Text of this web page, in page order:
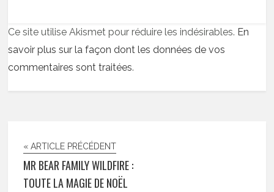
Ce site utilise Akismet pour réduire les indésirables. En
savoir plus sur la façon dont les données de vos
commentaires sont traitées.
« ARTICLE PRÉCÉDENT
MR BEAR FAMILY WILDFIRE :
TOUTE LA MAGIE DE NOËL